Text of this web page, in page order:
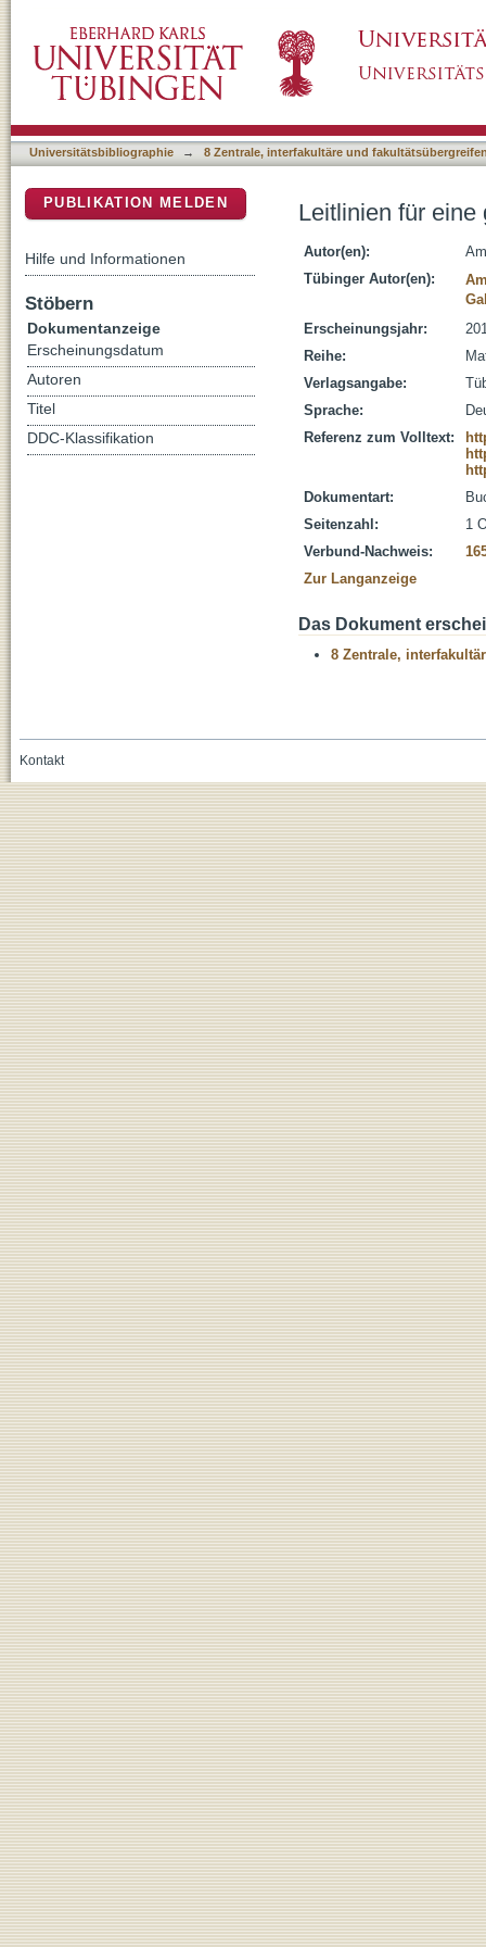
Universitätsbibliographie → 8 Zentrale, interfakultäre und
Leitlinien für eine
Autor(en):
Tübinger Autor(en):
Erscheinungsjahr:
Reihe:
Verlagsangabe:
Sprache:
Referenz zum Volltext:
Dokumentart:
Seitenzahl:
1
Verbund-Nachweis:
Zur Langanzeige
Das Dokument
8 Zentrale,
PUBLIKATION MELDEN
Hilfe und Informationen
Stöbern
Dokumentanzeige
Erscheinungsdatum
Autoren
Titel
DDC-Klassifikation
Kontakt